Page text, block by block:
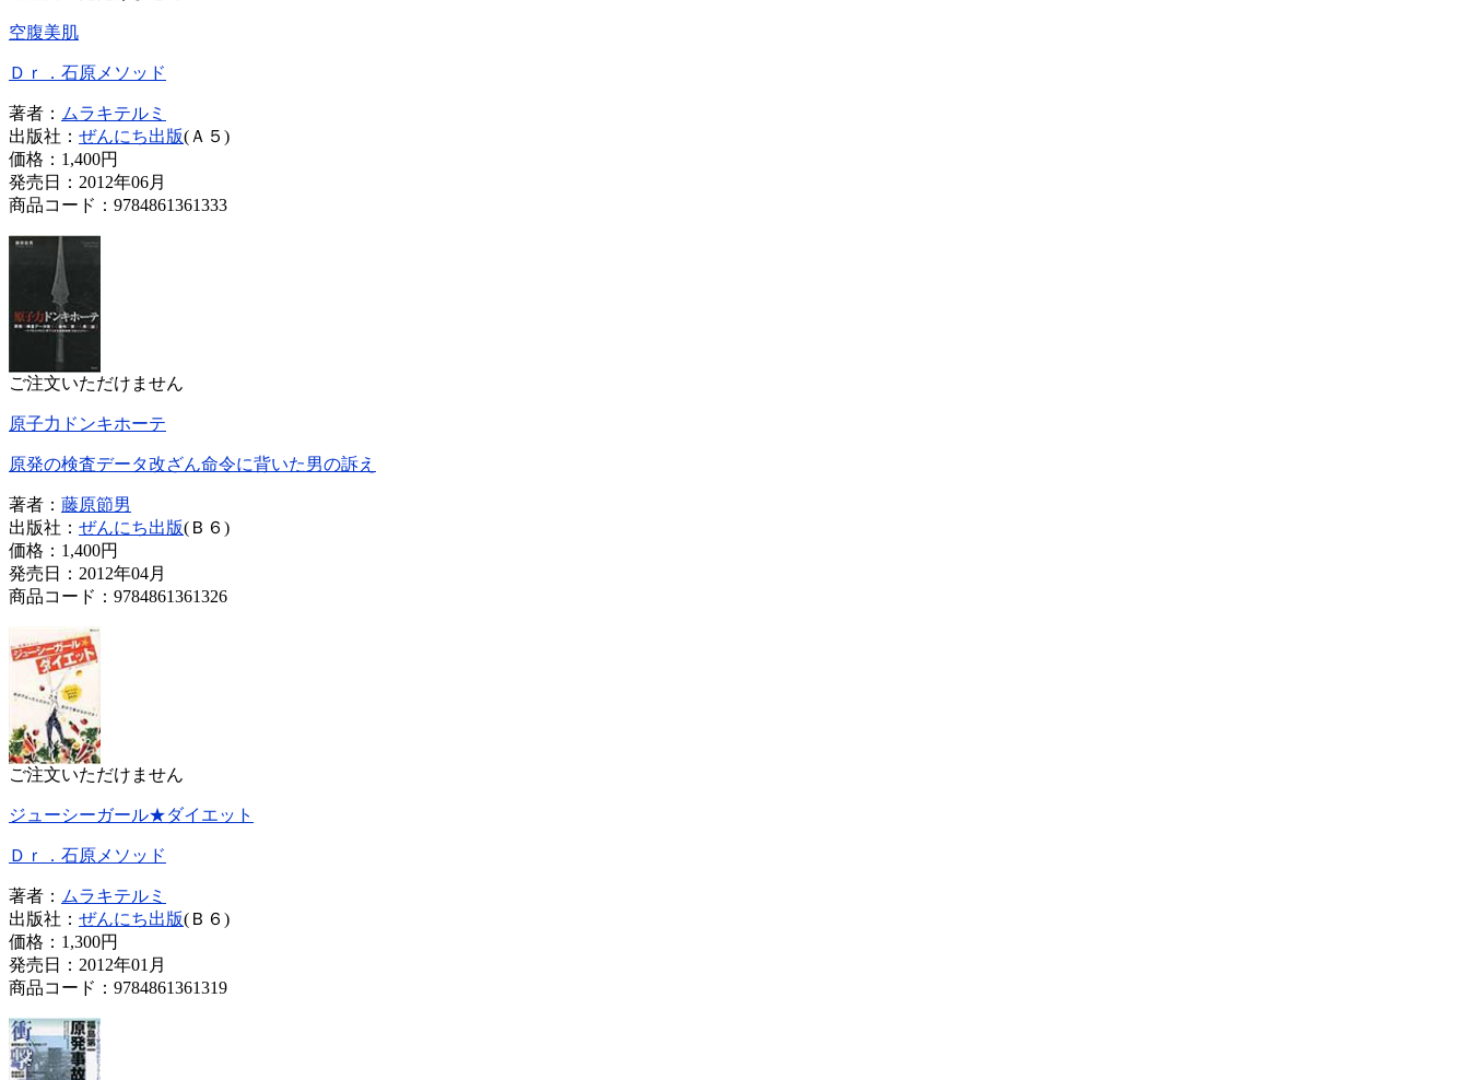
空腹美肌
Ｄｒ．石原メソッド
著者： ムラキテルミ
出版社： ぜんにち出版(Ａ５)
価格： 1,400円
発売日：2012年06月
商品コード：9784861361333
ご注文いただけません
原子力ドンキホーテ
原発の検査データ改ざん命令に背いた男の訴え
著者： 藤原節男
出版社： ぜんにち出版(Ｂ６)
価格： 1,400円
発売日：2012年04月
商品コード：9784861361326
ご注文いただけません
ジューシーガール★ダイエット
Ｄｒ．石原メソッド
著者： ムラキテルミ
出版社： ぜんにち出版(Ｂ６)
価格： 1,300円
発売日：2012年01月
商品コード：9784861361319